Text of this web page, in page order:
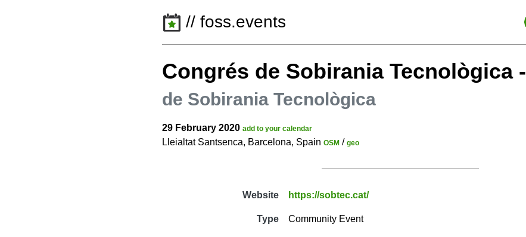
// foss.events
Congrés de Sobirania Tecnològica-
de Sobirania Tecnològica
29 February 2020 add to your calendar
Lleialtat Santsenca, Barcelona, Spain OSM / geo
Website https://sobtec.cat/
Type Community Event